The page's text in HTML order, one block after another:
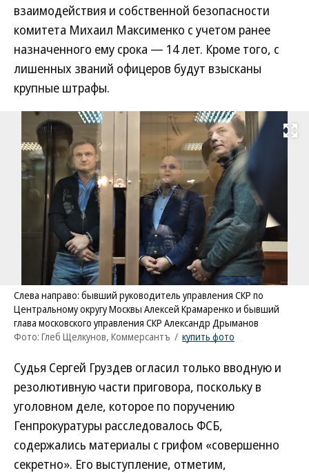
взаимодействия и собственной безопасности
комитета Михаил Максименко с учетом ранее
назначенного ему срока — 14 лет. Кроме того, с
лишенных званий офицеров будут взысканы
крупные штрафы.
Развернуть
Слева направо: бывший руководитель управления СКР по
Центральному округу Москвы Алексей Крамаренко и бывший
глава московского управления СКР Александр Дрыманов
Фото: Глеб Щелкунов, Коммерсантъ / купить фото
Судья Сергей Груздев огласил только вводную и
резолютивную части приговора, поскольку в
уголовном деле, которое по поручению
Генпрокуратуры расследовалось ФСБ,
содержались материалы с грифом «совершенно
секретно». Его выступление, отметим,